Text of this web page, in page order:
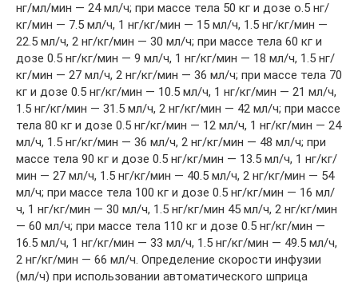
нг/мл/мин — 24 мл/ч; при массе тела 50 кг и дозе о.5 нг/
кг/мин — 7.5 мл/ч, 1 нг/кг/мин — 15 мл/ч, 1.5 нг/кг/мин —
22.5 мл/ч, 2 нг/кг/мин — 30 мл/ч; при массе тела 60 кг и
дозе 0.5 нг/кг/мин — 9 мл/ч, 1 нг/кг/мин — 18 мл/ч, 1.5 нг/
кг/мин — 27 мл/ч, 2 нг/кг/мин — 36 мл/ч; при массе тела 70
кг и дозе 0.5 нг/кг/мин — 10.5 мл/ч, 1 нг/кг/мин — 21 мл/ч,
1.5 нг/кг/мин — 31.5 мл/ч, 2 нг/кг/мин — 42 мл/ч; при массе
тела 80 кг и дозе 0.5 нг/кг/мин — 12 мл/ч, 1 нг/кг/мин — 24
мл/ч, 1.5 нг/кг/мин — 36 мл/ч, 2 нг/кг/мин — 48 мл/ч; при
массе тела 90 кг и дозе 0.5 нг/кг/мин — 13.5 мл/ч, 1 нг/кг/
мин — 27 мл/ч, 1.5 нг/кг/мин — 40.5 мл/ч, 2 нг/кг/мин — 54
мл/ч; при массе тела 100 кг и дозе 0.5 нг/кг/мин — 16 мл/
ч, 1 нг/кг/мин — 30 мл/ч, 1.5 нг/кг/мин 45 мл/ч, 2 нг/кг/мин
— 60 мл/ч; при массе тела 110 кг и дозе 0.5 нг/кг/мин —
16.5 мл/ч, 1 нг/кг/мин — 33 мл/ч, 1.5 нг/кг/мин — 49.5 мл/ч,
2 нг/кг/мин — 66 мл/ч. Определение скорости инфузии
(мл/ч) при использовании автоматического шприца